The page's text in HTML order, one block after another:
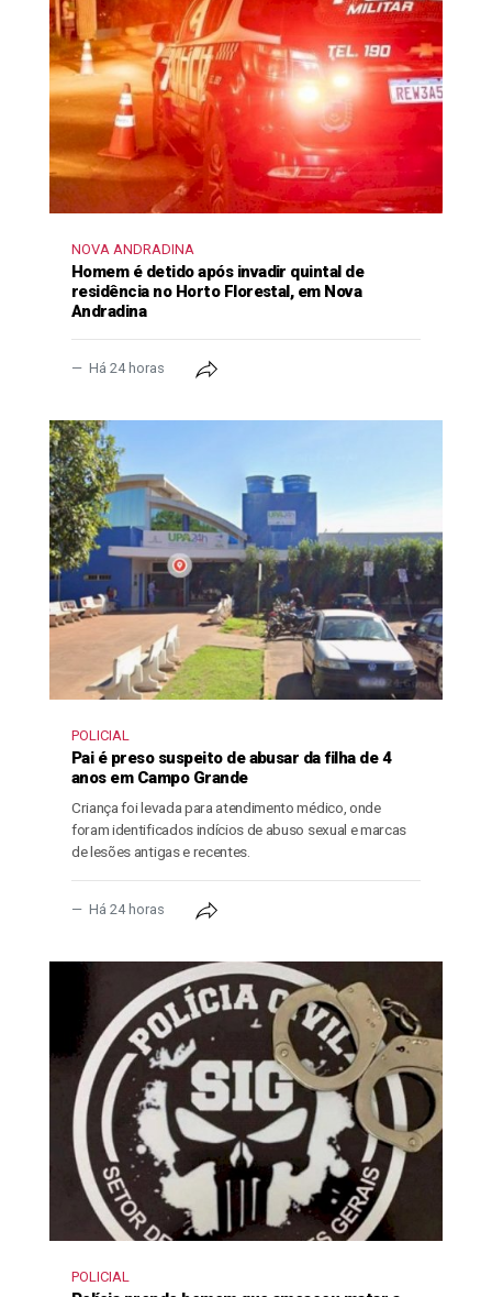
NOVA ANDRADINA
Homem é detido após invadir quintal de
residência no Horto Florestal, em Nova
Andradina
Há 24 horas
POLICIAL
Pai é preso suspeito de abusar da filha de 4
anos em Campo Grande
Criança foi levada para atendimento médico, onde
foram identificados indícios de abuso sexual e marcas
de lesões antigas e recentes.
Há 24 horas
POLICIAL